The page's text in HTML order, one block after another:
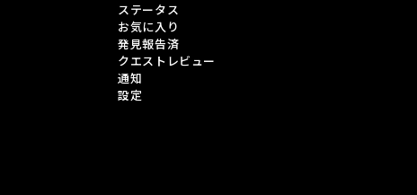
ステータス
お気に入り
発見報告済
クエストレビュー
通知
設定